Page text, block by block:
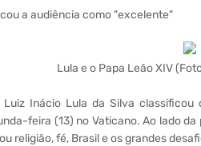
a audiência como "excelente"
Lula e o Papa Leão XIV
Inácio Lula da Silva classificou
feira (13) no Vaticano. Ao lado
religião, fé, Brasil e os grandes